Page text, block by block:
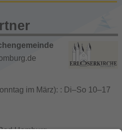
im März): : Di–So 10–17
Homburg